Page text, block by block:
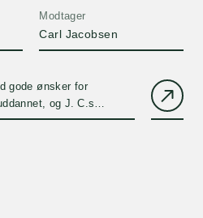
Modtager
Carl Jacobsen
gode ønsker for
og J. C.s
på opførelsen af